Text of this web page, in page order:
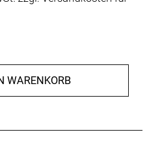
WARENKORB